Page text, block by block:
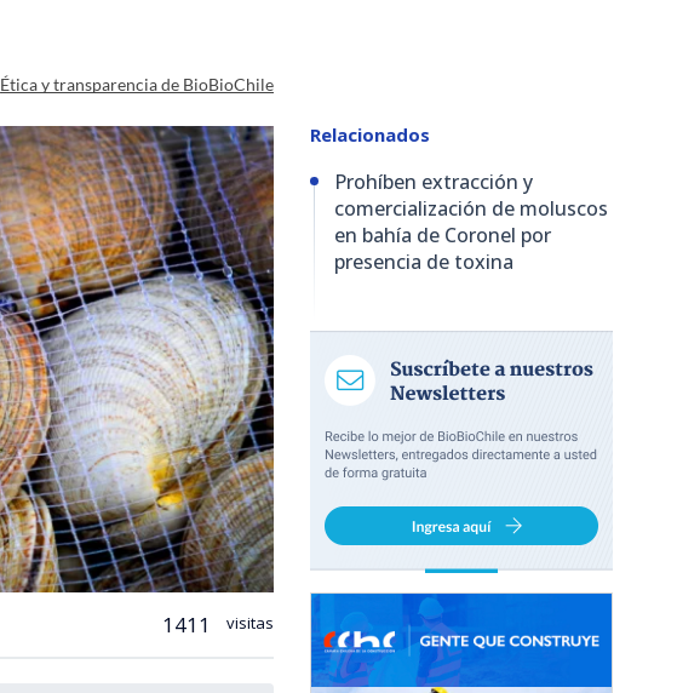
Ética y transparencia de BioBioChile
1411 visitas
Relacionados
Prohíben extracción y
comercialización de moluscos
en bahía de Coronel por
presencia de toxina